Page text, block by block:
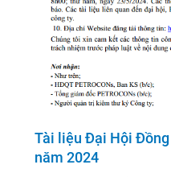
Tài liệu Đại Hội
năm 2024